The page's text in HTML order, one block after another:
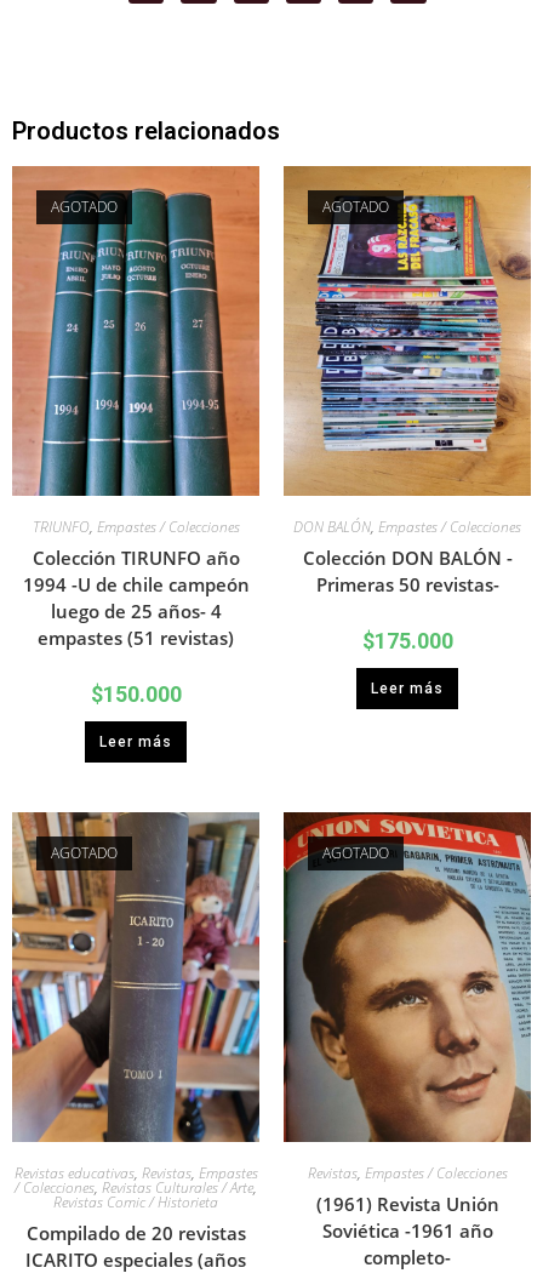
Productos relacionados
AGOTADO
TRIUNFO, Empastes / Colecciones
Colección TIRUNFO año
1994 -U de chile campeón
luego de 25 años- 4
empastes (51 revistas)
$150.000
Leer más
AGOTADO
DON BALÓN, Empastes / Colecciones
Colección DON BALÓN -
Primeras 50 revistas-
$175.000
Leer más
AGOTADO
Revistas educativas, Revistas, Empastes
/ Colecciones, Revistas Culturales / Arte,
Revistas Comic / Historieta
Compilado de 20 revistas
ICARITO especiales (años
AGOTADO
Revistas, Empastes / Colecciones
(1961) Revista Unión
Soviética -1961 año
completo-